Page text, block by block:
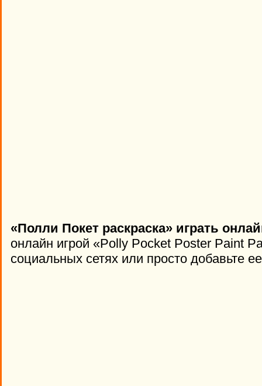
«Полли Покет раскраска» играть
онлайн игрой «Polly Pocket Poster Paint
социальных сетях или просто добавьте